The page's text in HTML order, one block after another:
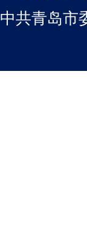
中共青岛市